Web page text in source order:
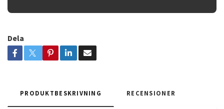
Dela
PRODUKTBESKRIVNING RECENSIONER